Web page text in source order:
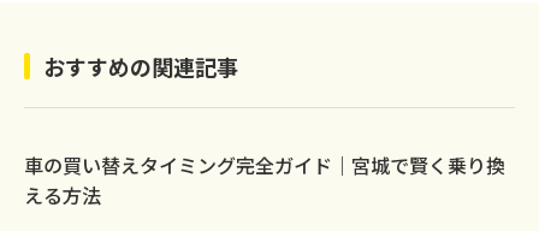
e
b
o
o
k
er
おすすめの関連記事
車の買い替えタイミング完全ガイド｜宮城で賢く乗り換
える方法